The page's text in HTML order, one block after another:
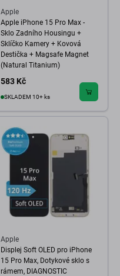
Apple
Apple iPhone 15 Pro Max -
Sklo Zadního Housingu +
Sklíčko Kamery + Kovová
Destička + Magsafe Magnet
(Natural Titanium)
583 Kč
SKLADEM 10+ ks
Apple
Displej Soft OLED pro iPhone
15 Pro Max, Dotykové sklo s
rámem, DIAGNOSTIC